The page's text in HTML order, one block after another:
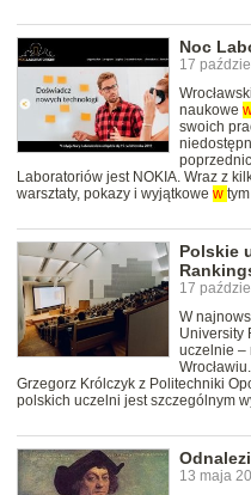
Noc
17
naukowe
swoich
Laboratoriów jest NOKIA. Wraz z
warsztaty, pokazy i wyjątkowe w
Polskie
17
W
University
uczelnie –
Grzegorz Królczyk z Politechniki
polskich uczelni jest szczególnym
13 maja